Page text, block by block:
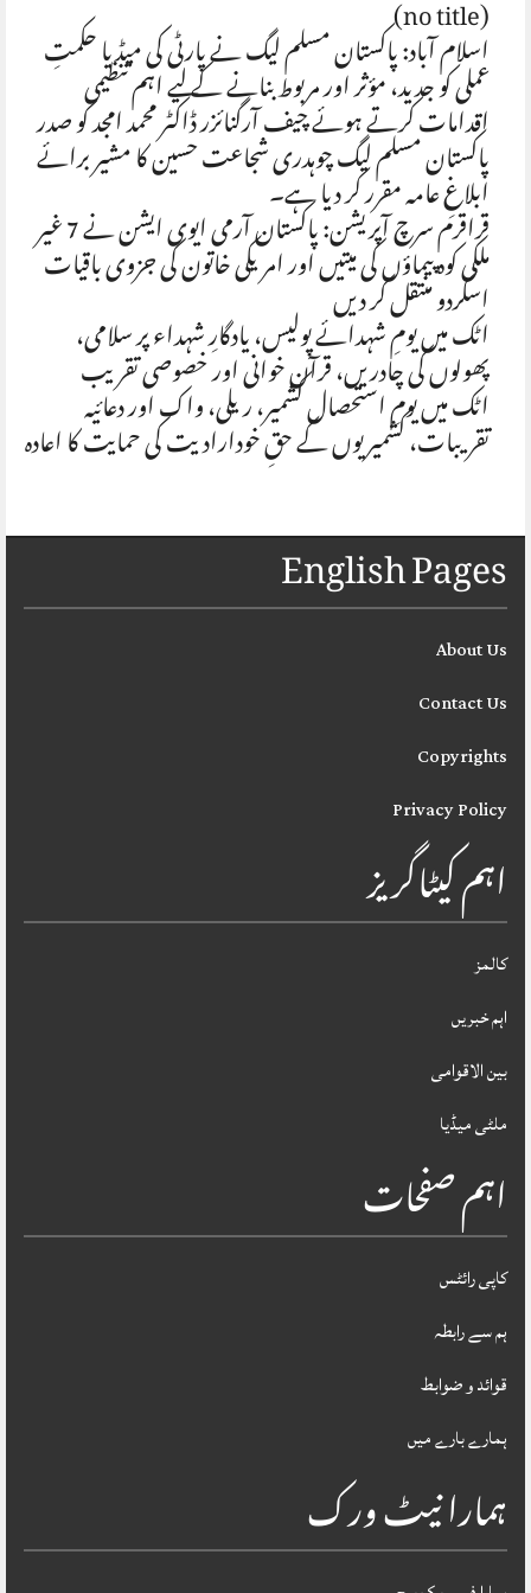
(no title)
اسلام آباد: پاکستان مسلم لیگ نے پارٹی کی میڈیا حکمتِ
عملی کو جدید، مؤثر اور مربوط بنانے کے لیے اہم تنظیمی
اقدامات کرتے ہوئے چیف آرگنائزر ڈاکٹر محمد امجد کو صدر
پاکستان مسلم لیگ چوہدری شجاعت حسین کا مشیر برائے
ابلاغِ عامہ مقرر کر دیا ہے۔ قراقرم سرچ آپریشن: پاکستان آرمی ایوی ایشن نے 7 غیر
ملکی کوہ پیماؤں کی میتیں اور امریکی خاتون کی جزوی باقیات
اسکردو منتقل کر دیں
اٹک میں یومِ شہدائے پولیس، یادگارِ شہداء پر سلامی،
پھولوں کی چادریں، قرآن خوانی اور خصوصی تقریب
اٹک میں یومِ استحصال کشمیر، ریلی، واک اور دعائیہ
تقریبات، کشمیریوں کے حقِ خودارادیت کی حمایت کا اعادہ
English Pages
About Us
Contact Us
Copyrights
Privacy Policy
اہم کیٹاگریز
کالمز
اہم خبریں
بین الاقوامی
ملٹی میڈیا
اہم صفحات
کاپی رائٹس
ہم سے رابطہ
قوائد و ضوابط
ہمارے بارے میں
ہمارا نیٹ ورک